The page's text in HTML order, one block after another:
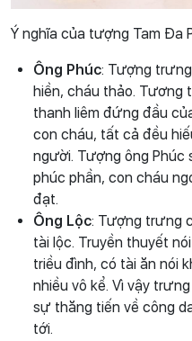
Ý nghĩa của tượng Tam Đa
Ông Phúc: Tượng
hiền, cháu thảo. Tương
thanh liêm đứng đầu
con cháu, tất cả đều
người. Tượng ông Phúc
phúc phần, con cháu
đạt.
Ông Lộc: Tượng trưng
tài lộc. Truyền thuyết
triều đình, có tài ăn nói
nhiều vô kể. Vì vậy
sự thăng tiến về công
tới.